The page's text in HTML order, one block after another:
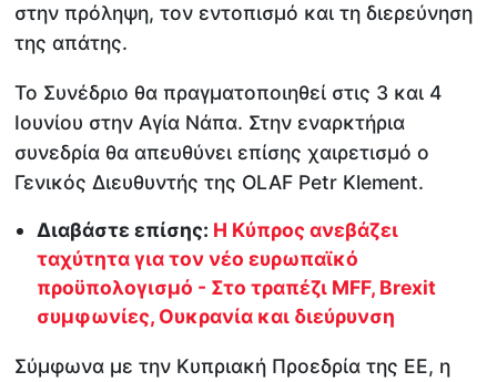
στην πρόληψη, τον εντοπισμό και τη διερεύνηση
της απάτης.
Το Συνέδριο θα πραγματοποιηθεί στις 3 και 4
Ιουνίου στην Αγία Νάπα. Στην εναρκτήρια
συνεδρία θα απευθύνει επίσης χαιρετισμό ο
Γενικός Διευθυντής της OLAF Petr Klement.
Διαβάστε επίσης: Η Κύπρος ανεβάζει
ταχύτητα για τον νέο ευρωπαϊκό
προϋπολογισμό - Στο τραπέζι MFF, Brexit
συμφωνίες, Ουκρανία και διεύρυνση
Σύμφωνα με την Κυπριακή Προεδρία της ΕΕ, η